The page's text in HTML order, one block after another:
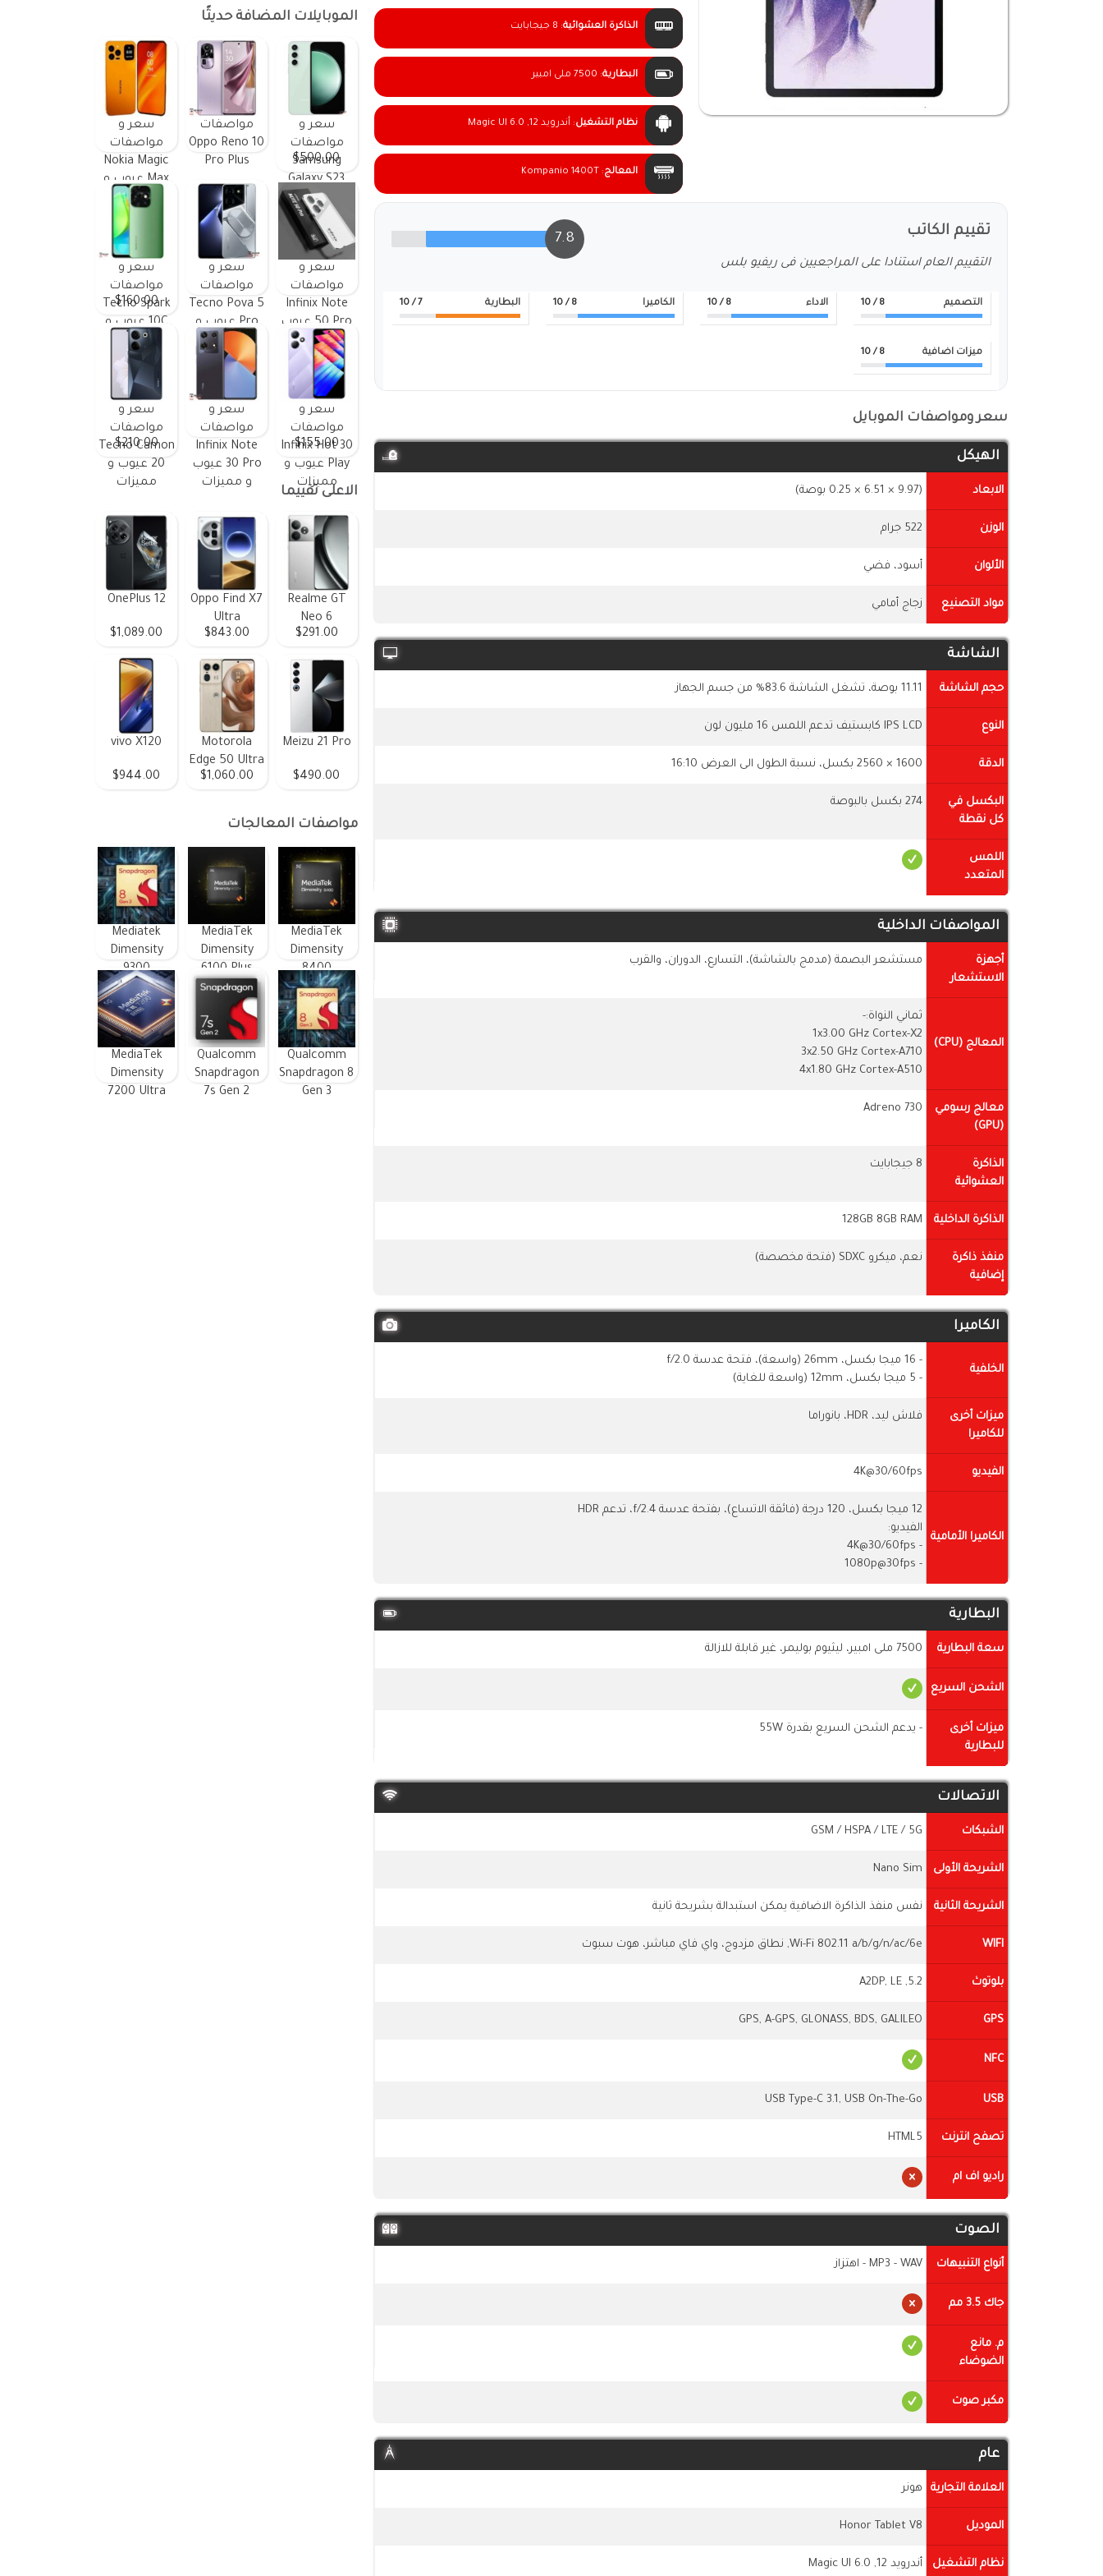
الذاكرة العشوائية: 8 جيجابايت
البطارية: 7500 ملى امبير
نظام التشغيل: أندرويد 12, Magic UI 6.0
المعالج:
Kompanio 1400T
تقييم الكاتب
التقييم العام استنادا على المراجعيين فى ريفيو بلس
7.8
التصميم 8
/ 10 الاداء 8
/ 10 الكاميرا 8
/ 10 البطارية 7
/ 10
ميزات اضافية 8
/ 10
سعر ومواصفات الموبايل
الهيكل
الابعاد (9.97 × 6.51 × 0.25 بوصة)
الوزن 522 جرام
الألوان أسود، فضي
مواد التصنيع زجاج أمامي
الشاشة
حجم الشاشة 11.11 بوصة، تشغل الشاشة 83.6% من جسم الجهاز
النوع IPS LCD كابستيف تدعم اللمس 16 مليون لون
الدقة 1600 × 2560 بكسل، نسبة الطول الى العرض 16:10
البكسل في
كل نقطة
274 بكسل بالبوصة
اللمس
المتعدد
المواصفات الداخلية
أجهزة
الاستشعار
مستشعر البصمة (مدمج بالشاشة)، التسارع، الدوران، والقرب
المعالج (CPU)
ثماني النواة:-
1x3.00 GHz Cortex-X2
3x2.50 GHz Cortex-A710
4x1.80 GHz Cortex-A510
معالج رسومي
(GPU)
Adreno 730
الذاكرة
العشوائية
8 جيجابايت
الذاكرة الداخلية 128GB 8GB RAM
منفذ ذاكرة
إضافية
نعم، ميكرو SDXC (فتحة مخصصة)
الكاميرا
الخلفية
- 16 ميجا بكسل، 26mm (واسعة)، فتحة عدسة f/2.0
- 5 ميجا بكسل، 12mm (واسعة للغاية)
ميزات أخرى
للكاميرا
فلاش ليد، HDR، بانوراما
الفيديو 4K@30/60fps
الكاميرا الأمامية
12 ميجا بكسل، 120 درجة (فائقة الاتساع)، بفتحة عدسة f/2.4، تدعم HDR
الفيديو:
- 4K@30/60fps
- 1080p@30fps
البطارية
سعة البطارية 7500 ملى امبير، ليثيوم بوليمر، غير قابلة للازالة
الشحن السريع
ميزات أخرى
للبطارية
- يدعم الشحن السريع بقدرة 55W
الاتصالات
الشبكات GSM / HSPA / LTE / 5G
الشريحة الأولى Nano Sim
الشريحة الثانية نفس منفذ الذاكرة الاضافية يمكن استبدالة بشريحة ثانية
WIFI Wi-Fi 802.11 a/b/g/n/ac/6e, نطاق مزدوج، واي فاي مباشر، هوت سبوت
بلوتوث 5.2, A2DP, LE
GPS
GPS, A-GPS, GLONASS, BDS, GALILEO
NFC
USB
USB Type-C 3.1, USB On-The-Go
تصفح انترنت HTML5
راديو اف ام
الصوت
أنواع التنبيهات MP3 - WAV - اهتزاز
جاك 3.5 مم
م. مانع
الضوضاء
مكبر صوت
عام
العلامة التجارية هونر
الموديل Honor Tablet V8
نظام التشغيل أندرويد 12, Magic UI 6.0
الموبايلات المضافة حديثًا
سعر و
مواصفات
Samsung
Galaxy S23
FE ومميزات
وعيوب
$500.00
مواصفات
Oppo Reno 10
Pro Plus
سعر و
مواصفات
Nokia Magic
Max عيوب و
مميزات
سعر و
مواصفات
Infinix Note
50 Pro عيوب
و مميزات
سعر و
مواصفات
Tecno Pova 5
Pro عيوب و
مميزات
سعر و
مواصفات
Tecno Spark
10C عيوب و
مميزات
$160.00
سعر و
مواصفات
Infinix Hot 30
Play عيوب و
مميزات
$155.00
سعر و
مواصفات
Infinix Note
30 Pro عيوب
و مميزات
سعر و
مواصفات
Tecno Camon
20 عيوب و
مميزات
$210.00
الاعلى تقييما
Realme GT
Neo 6
$291.00
Oppo Find X7
Ultra
$843.00
OnePlus 12
$1,089.00
Meizu 21 Pro
$490.00
Motorola
Edge 50 Ultra
$1,060.00
vivo X120
$944.00
مواصفات المعالجات
MediaTek
Dimensity
8400
MediaTek
Dimensity
6100 Plus
Mediatek
Dimensity
9300
Qualcomm
Snapdragon 8
Gen 3
Qualcomm
Snapdragon
7s Gen 2
MediaTek
Dimensity
7200 Ultra